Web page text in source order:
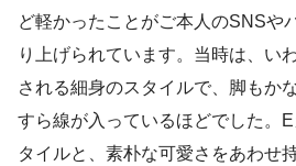
ど軽かったことがご本人のSNSや
り上げられています。当時は、い
される細身のスタイルで、脚もか
すら線が入っているほどでした。
タイルと、素朴な可愛さをあわせ